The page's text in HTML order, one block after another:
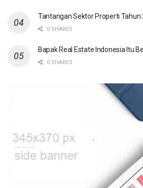
Tantangan Sektor Properti Tahun
0 SHARES
Bapak Real Estate Indonesia Itu
0 SHARES